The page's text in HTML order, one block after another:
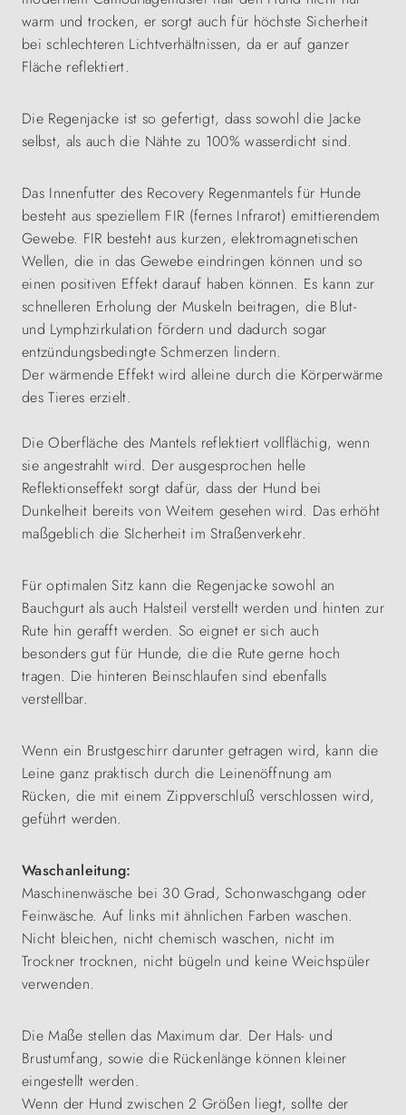
warm und trocken, er sorgt auch für höchste Sicherheit
bei schlechteren Lichtverhältnissen, da er auf ganzer
Fläche reflektiert.
Die Regenjacke ist so gefertigt, dass sowohl die Jacke
selbst, als auch die Nähte zu 100% wasserdicht sind.
Das Innenfutter des Recovery Regenmantels für Hunde
besteht aus speziellem FIR (fernes Infrarot) emittierendem
Gewebe. FIR besteht aus kurzen, elektromagnetischen
Wellen, die in das Gewebe eindringen können und so
einen positiven Effekt darauf haben können. Es kann zur
schnelleren Erholung der Muskeln beitragen, die Blut-
und Lymphzirkulation fördern und dadurch sogar
entzündungsbedingte Schmerzen lindern.
Der wärmende Effekt wird alleine durch die Körperwärme
des Tieres erzielt.
Die Oberfläche des Mantels reflektiert vollflächig, wenn
sie angestrahlt wird. Der ausgesprochen helle
Reflektionseffekt sorgt dafür, dass der Hund bei
Dunkelheit bereits von Weitem gesehen wird. Das erhöht
maßgeblich die SIcherheit im Straßenverkehr.
Für optimalen Sitz kann die Regenjacke sowohl an
Bauchgurt als auch Halsteil verstellt werden und hinten zur
Rute hin gerafft werden. So eignet er sich auch
besonders gut für Hunde, die die Rute gerne hoch
tragen. Die hinteren Beinschlaufen sind ebenfalls
verstellbar.
Wenn ein Brustgeschirr darunter getragen wird, kann die
Leine ganz praktisch durch die Leinenöffnung am
Rücken, die mit einem Zippverschluß verschlossen wird,
geführt werden.
Waschanleitung:
Maschinenwäsche bei 30 Grad, Schonwaschgang oder
Feinwäsche. Auf links mit ähnlichen Farben waschen.
Nicht bleichen, nicht chemisch waschen, nicht im
Trockner trocknen, nicht bügeln und keine Weichspüler
verwenden.
Die Maße stellen das Maximum dar. Der Hals- und
Brustumfang, sowie die Rückenlänge können kleiner
eingestellt werden.
Wenn der Hund zwischen 2 Größen liegt, sollte der